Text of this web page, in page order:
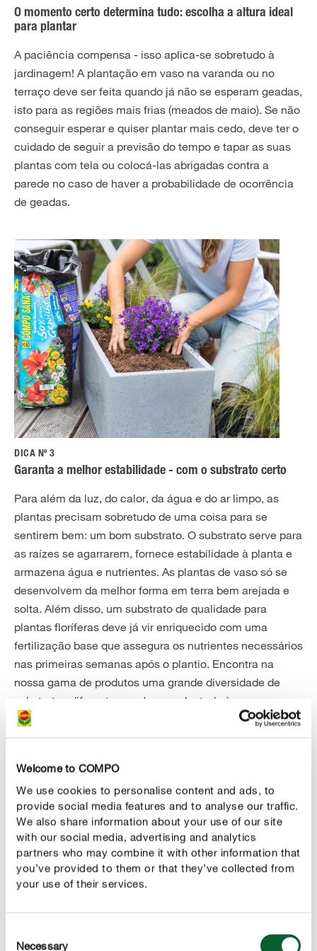
Welcome to COMPO
We use cookies to personalise content and ads, to
provide social media features and to analyse our traffic.
We also share information about your use of our site
with our social media, advertising and analytics
partners who may combine it with other information that
you’ve provided to them or that they’ve collected from
your use of their services.
Selection
Necessary
O momento certo determina tudo: escolha a altura ideal
para plantar
A paciência compensa - isso aplica-se sobretudo à
jardinagem! A plantação em vaso na varanda ou no
terraço deve ser feita quando já não se esperam geadas,
isto para as regiões mais frias (meados de maio). Se não
conseguir esperar e quiser plantar mais cedo, deve ter o
cuidado de seguir a previsão do tempo e tapar as suas
plantas com tela ou colocá-las abrigadas contra a
parede no caso de haver a probabilidade de ocorrência
de geadas.
DICA Nº 3
Garanta a melhor estabilidade - com o substrato certo
Para além da luz, do calor, da água e do ar limpo, as
plantas precisam sobretudo de uma coisa para se
sentirem bem: um bom substrato. O substrato serve para
as raízes se agarrarem, fornece estabilidade à planta e
armazena água e nutrientes. As plantas de vaso só se
desenvolvem da melhor forma em terra bem arejada e
solta. Além disso, um substrato de qualidade para
plantas floríferas deve já vir enriquecido com uma
fertilização base que assegura os nutrientes necessários
nas primeiras semanas após o plantio. Encontra na
nossa gama de produtos uma grande diversidade de
substratos diferentes, cada um adaptado às
necessidades de um determinado tipo de planta. O pH é
se esta tiver um pH adequado. Além disso, o pH
influencia a atividade de vida no solo e a resistência
contra doenças. A maior parte das plantas prefere
substratos com um pH entre 5,5 e 6,5. O valor pode ser
determinado em casa com tiras de teste de pH ou, em
alternativa, pode mandar fazer uma análise num centro
de jardinagem.